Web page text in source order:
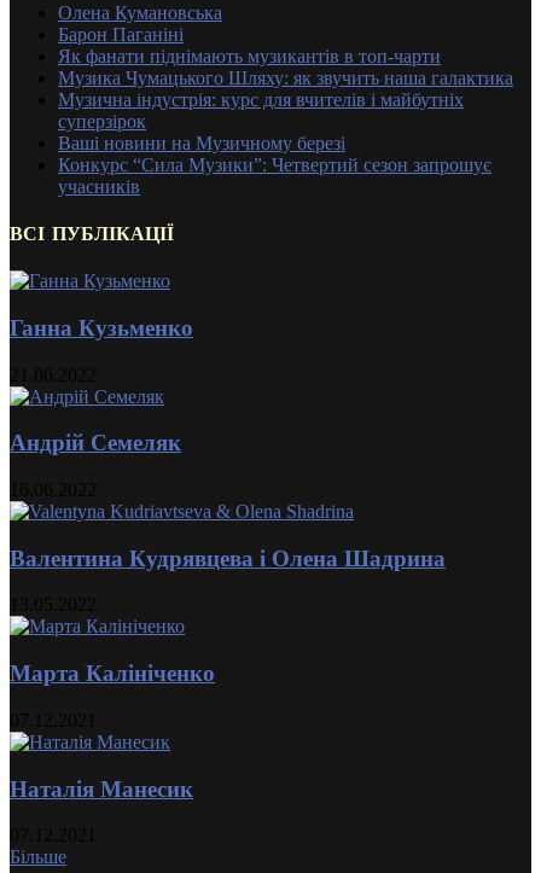
Олена Кумановська
Барон Паганіні
Як фанати піднімають музикантів в топ-чарти
Музика Чумацького Шляху: як звучить наша галактика
Музична індустрія: курс для вчителів і майбутніх
суперзірок
Ваші новини на Музичному березі
Конкурс “Сила Музики”: Четвертий сезон запрошує
учасників
ВСІ ПУБЛІКАЦІЇ
Ганна Кузьменко
Андрій Семеляк
Валентина Кудрявцева і Олена Шадрина
Марта Калініченко
Наталія Манесик
Більше